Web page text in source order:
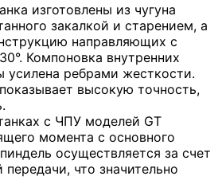
изготовлены из чугуна
закалкой и старением, а
направляющих с
Компоновка внутренних
усилена ребрами жесткости.
высокую точность,
с ЧПУ моделей GT
момента с основного
осуществляется за счет
что значительно